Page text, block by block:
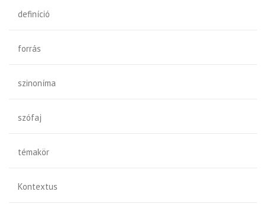
definíció
forrás
szinoníma
szófaj
témakör
Kontextus